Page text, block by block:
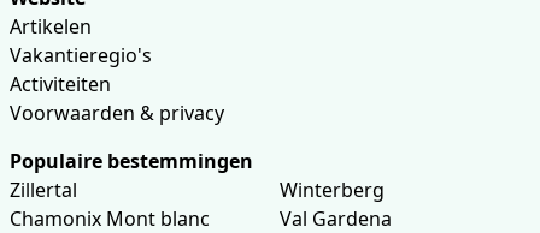
Artikelen
Vakantieregio's
Activiteiten
Voorwaarden & privacy
Populaire bestemmingen
Zillertal
Chamonix Mont blanc
Winterberg
Val Gardena